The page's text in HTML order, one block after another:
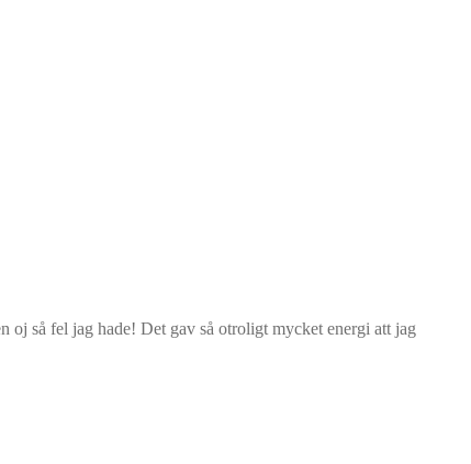
så fel jag hade! Det gav så otroligt mycket energi att jag